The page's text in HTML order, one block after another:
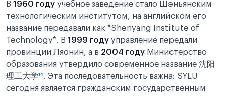
В 1960 году учебное заведение стало Шэньянским
технологическим институтом, на английском его
название передавали как *Shenyang Institute of
Technology*. В 1999 году управление передали
провинции Ляонин, а в 2004 году Министерство
образования утвердило современное название 沈阳
理工大学¹⁴. Эта последовательность важна: SYLU
сегодня является гражданским государственным